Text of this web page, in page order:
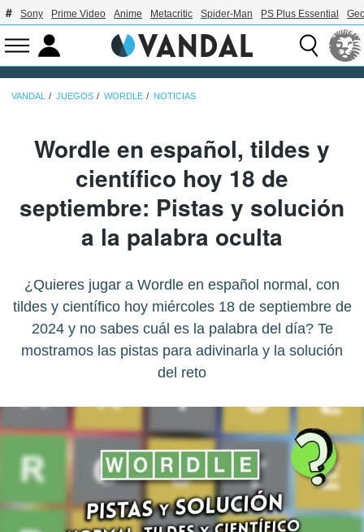
Sony Prime Video Anime Metacritic Spider-Man PS Plus Essential
VANDAL JUEGOS WORDLE NOTICIAS
Wordle en español, tildes y
científico hoy 18 de
septiembre: Pistas y solución
a la palabra oculta
¿Quieres jugar a Wordle en español normal, con
tildes y científico hoy miércoles 18 de septiembre de
2024 y no sabes cuál es la palabra del día? Te
mostramos las pistas para adivinarla y la solución
del reto